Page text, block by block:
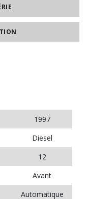
1997
Diesel
12
Avant
Automatique